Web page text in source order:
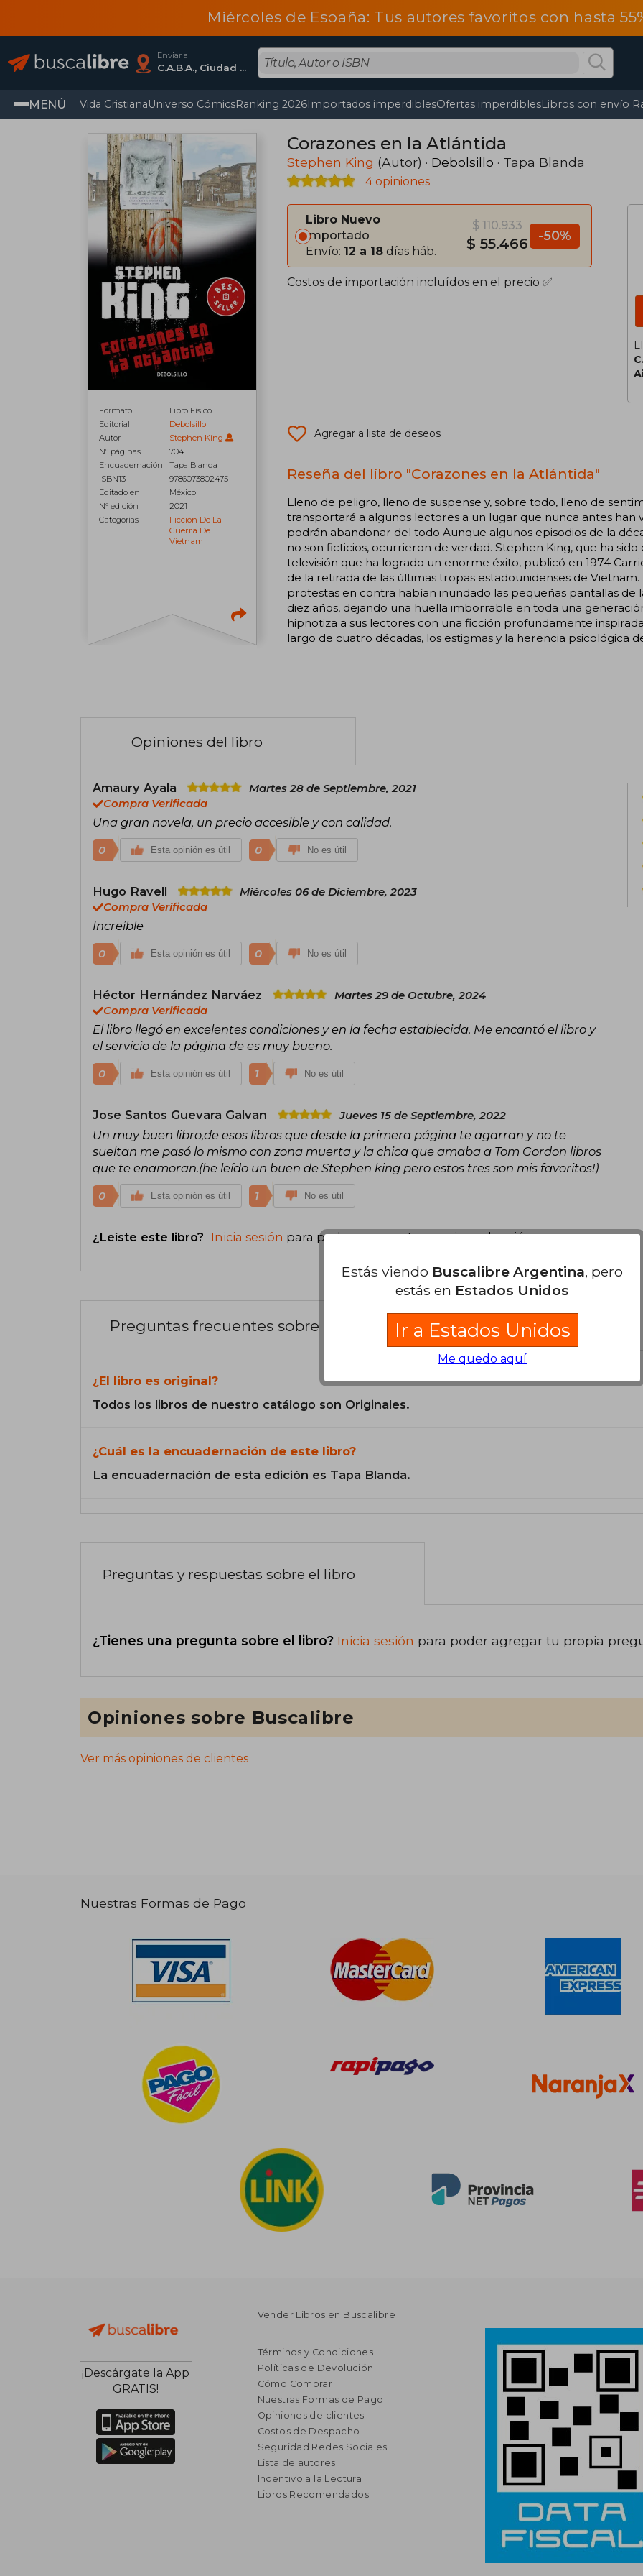
Miércoles de España: Tus autores favoritos con hasta
Enviar a
C.A.B.A., Ciudad Autónoma De Buenos Aires
MENÚ Vida CristianaUniverso CómicsRanking 2026Importados imperdiblesOfertas imperdiblesLibros con envío
Formato
Libro Físico
Editorial
Debolsillo
Autor
Stephen King
N° páginas
704
Encuadernación
Tapa Blanda
ISBN13
9786073802475
Editado en
México
N° edición
2021
Categorías
Ficción De La
Guerra De
Vietnam
Corazones en la Atlántida
Stephen King (Autor) · Debolsillo · Tapa Blanda
4 opiniones
Libro Nuevo
Importado
Envío: 12 a 18 días háb.
$ 110.933
$ 55.466 -50%
Costos de importación incluídos en el precio ✅
Agregar a lista de deseos
Reseña del libro "Corazones en la Atlántida"
Lleno de peligro, lleno de suspense y, sobre todo, lleno de
transportará a algunos lectores a un lugar que nunca antes han
podrán abandonar del todo Aunque algunos episodios de la
no son ficticios, ocurrieron de verdad. Stephen King, que ha
televisión que ha logrado un enorme éxito, publicó en 1974
de la retirada de las últimas tropas estadounidenses de
protestas en contra habían inundado las pequeñas pantallas de
diez años, dejando una huella imborrable en toda una
hipnotiza a sus lectores con una ficción profundamente
largo de cuatro décadas, los estigmas y la herencia psicológica
Opiniones del libro
Amaury Ayala
Martes 28 de Septiembre, 2021
Compra Verificada
Una gran novela, un precio accesible y con calidad.
0 Esta opinión es útil 0 No es útil
Hugo Ravell
Miércoles 06 de Diciembre, 2023
Compra Verificada
Increíble
0 Esta opinión es útil 0 No es útil
Héctor Hernández Narváez
Martes 29 de Octubre, 2024
Compra Verificada
El libro llegó en excelentes condiciones y en la fecha establecida. Me encantó el libro y
el servicio de la página de es muy bueno.
0 Esta opinión es útil 1 No es útil
Jose Santos Guevara Galvan Jueves 15 de Septiembre, 2022
Un muy buen libro,de esos libros que desde la primera página te agarran y no te
sueltan me pasó lo mismo con zona muerta y la chica que amaba a Tom Gordon libros
que te enamoran.(he leído un buen de Stephen king pero estos tres son mis favoritos!)
0 Esta opinión es útil 1 No es útil
¿Leíste este libro? Inicia sesión para poder agregar tu propia evaluación.
Preguntas frecuentes sobre el libro
¿El libro es original?
Todos los libros de nuestro catálogo son Originales.
¿Cuál es la encuadernación de este libro?
La encuadernación de esta edición es Tapa Blanda.
Preguntas y respuestas sobre el libro
¿Tienes una pregunta sobre el libro? Inicia sesión para poder agregar tu propia
Opiniones sobre Buscalibre
Ver más opiniones de clientes
Nuestras Formas de Pago
¡Descárgate la App
GRATIS!
Vender Libros en Buscalibre
Términos y Condiciones
Políticas de Devolución
Cómo Comprar
Nuestras Formas de Pago
Opiniones de clientes
Costos de Despacho
Seguridad Redes Sociales
Lista de autores
Incentivo a la Lectura
Libros Recomendados
Estás viendo Buscalibre Argentina, pero
estás en Estados Unidos
Ir a Estados Unidos
Me quedo aquí